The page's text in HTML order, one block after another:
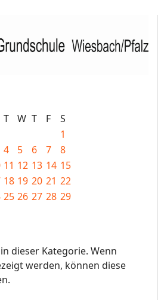
T W T F
S
1
4 5 6 7
8
11 12 13 14 15
18 19 20 21 22
25 26 27 28 29
dieser Kategorie. Wenn
werden, können diese